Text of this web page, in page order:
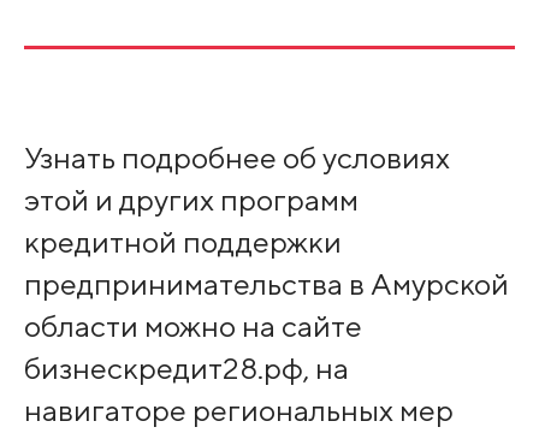
Узнать подробнее об условиях
этой и других программ
кредитной поддержки
предпринимательства в Амурской
области можно на сайте
бизнескредит28.рф, на
навигаторе региональных мер